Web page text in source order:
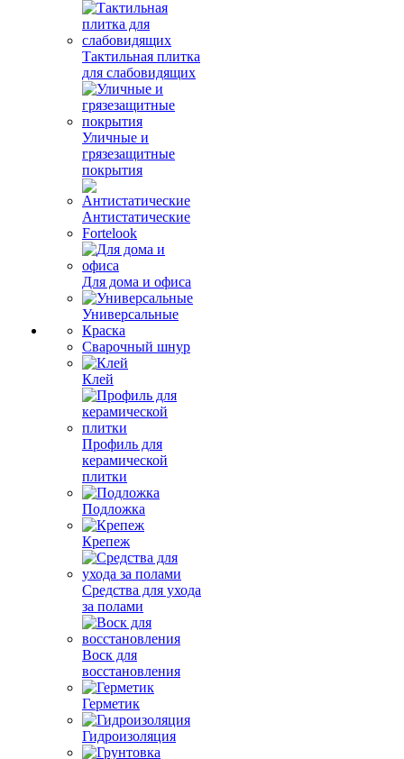
Тактильная плитка
для слабовидящих
Уличные и
грязезащитные
покрытия
Антистатические
Fortelook
Для дома и офиса
Универсальные
Краска
Сварочный шнур
Клей
Профиль для
керамической
плитки
Подложка
Крепеж
Средства для ухода
за полами
Воск для
восстановления
Герметик
Гидроизоляция